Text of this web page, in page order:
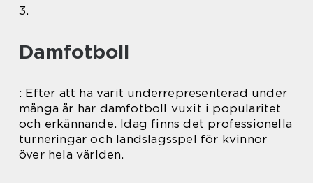
3.
Damfotboll
: Efter att ha varit underrepresenterad under
många år har damfotboll vuxit i popularitet
och erkännande. Idag finns det professionella
turneringar och landslagsspel för kvinnor
över hela världen.